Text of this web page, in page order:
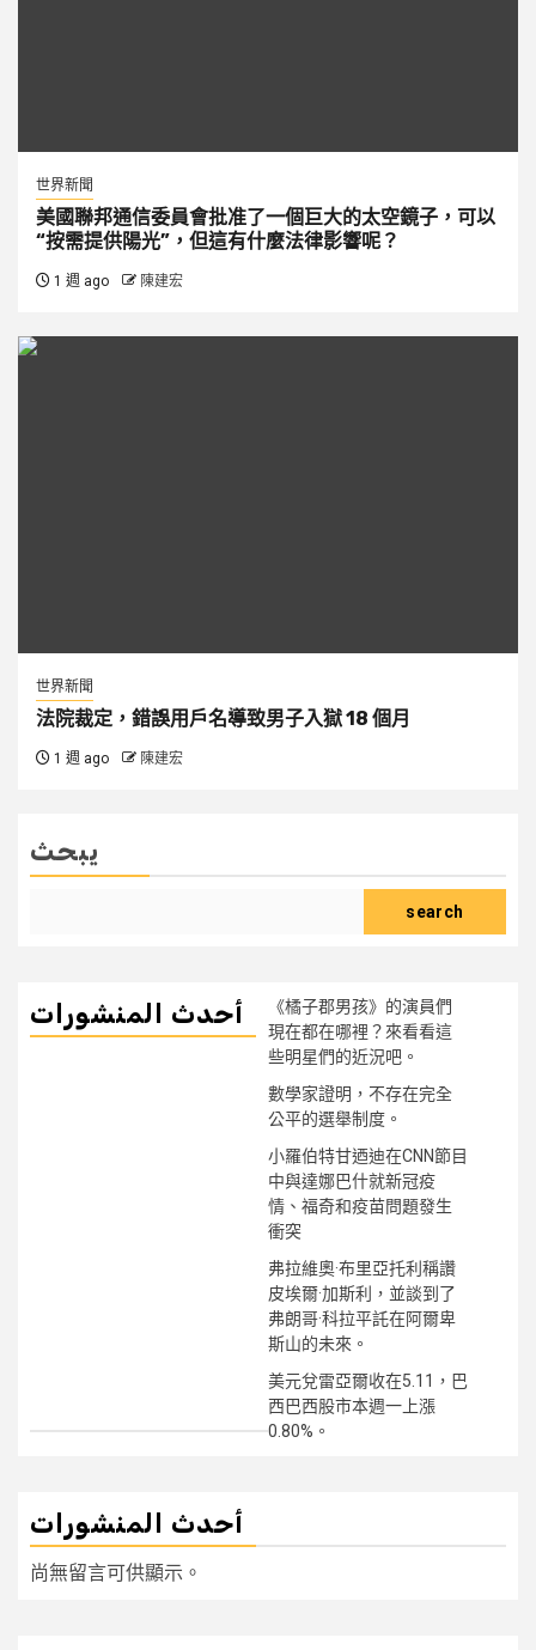
世界新聞
美國聯邦通信委員會批准了一個巨大的太空鏡子，可以
“按需提供陽光”，但這有什麼法律影響呢？
1 週 ago 陳建宏
世界新聞
法院裁定，錯誤用戶名導致男子入獄 18 個月
1 週 ago 陳建宏
يبحث
search
أحدث المنشورات
《橘子郡男孩》的演員們
現在都在哪裡？來看看這
些明星們的近況吧。
數學家證明，不存在完全
公平的選舉制度。
小羅伯特甘迺迪在CNN節目
中與達娜巴什就新冠疫
情、福奇和疫苗問題發生
衝突
弗拉維奧·布里亞托利稱讚
皮埃爾·加斯利，並談到了
弗朗哥·科拉平託在阿爾卑
斯山的未來。
美元兌雷亞爾收在5.11，巴
西巴西股市本週一上漲
0.80%。
أحدث المنشورات
尚無留言可供顯示。